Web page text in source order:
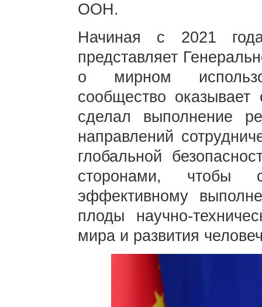
ООН.
Начиная с 2021
представляет
о мирном
сообщество
сделал выполнение
направлений
глобальной
сторонами, чтобы
эффективному
плоды научно-
мира и развития